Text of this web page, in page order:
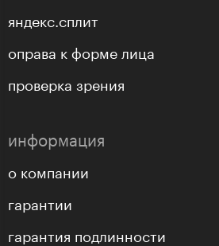
яндекс.сплит
оправа к форме лица
проверка зрения
информация
о компании
гарантии
гарантия подлинности